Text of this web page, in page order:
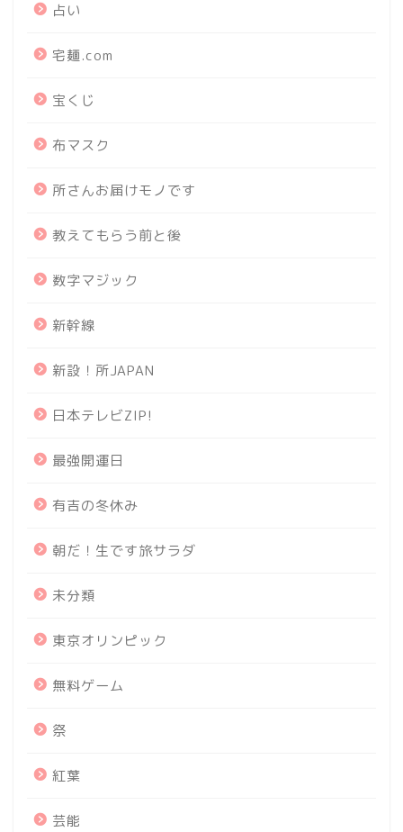
占い
宅麺.com
宝くじ
布マスク
所さんお届けモノです
教えてもらう前と後
数字マジック
新幹線
新設！所JAPAN
日本テレビZIP!
最強開運日
有吉の冬休み
朝だ！生です旅サラダ
未分類
東京オリンピック
無料ゲーム
祭
紅葉
芸能